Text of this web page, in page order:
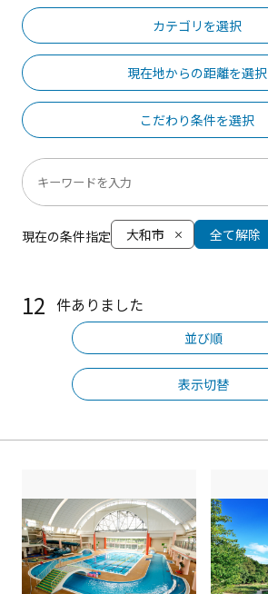
カテゴリを選択
現在地からの距離を選択
こだわり条件を選択
現在の条件指定 大和市 全て解除
12 件ありました
並び順
表示切替